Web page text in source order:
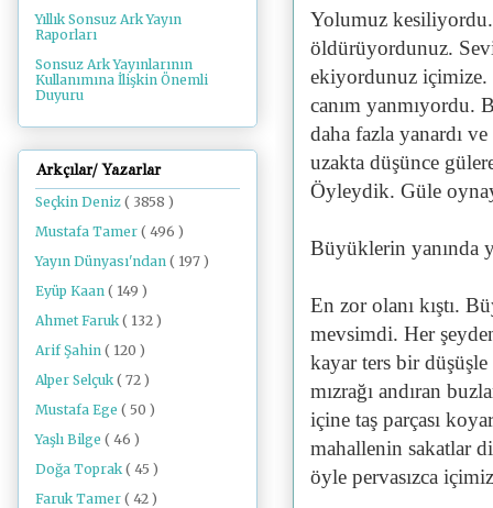
Yolumuz kesiliyordu.
öldürüyordunuz.
ekiyordunuz içimize.
canım yanmıyordu.
daha fazla yanardı ve
uzakta düşünce
Öyleydik. Güle
Büyüklerin yanında
En zor olanı kıştı.
mevsimdi. Her
kayar ters bir
mızrağı andıran
içine taş parçası
mahallenin sakatlar
öyle pervasızca
Yıllık Sonsuz Ark Yayın
Raporları
Sonsuz Ark Yayınlarının
Kullanımına İlişkin Önemli
Duyuru
Arkçılar/ Yazarlar
Seçkin Deniz ( 3858 )
Mustafa Tamer ( 496 )
Yayın Dünyası'ndan ( 197 )
Eyüp Kaan ( 149 )
Ahmet Faruk ( 132 )
Arif Şahin ( 120 )
Alper Selçuk ( 72 )
Mustafa Ege ( 50 )
Yaşlı Bilge ( 46 )
Doğa Toprak ( 45 )
Faruk Tamer ( 42 )